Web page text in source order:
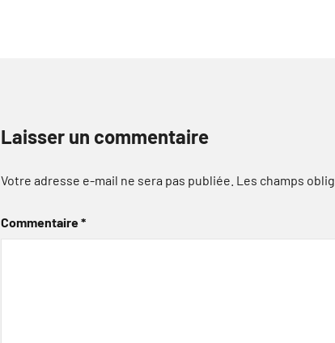
Laisser un commentaire
Votre adresse e-mail ne sera pas publiée. Les champs
Commentaire*